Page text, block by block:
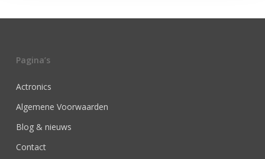
Pagina’s
Actronics
Algemene Voorwaarden
Blog & nieuws
Contact